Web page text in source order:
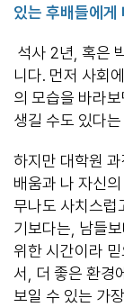
있는 후배들에게
석사 2년, 혹은
니다. 먼저 사회
의 모습을 바라
생길 수도 있다
하지만 대학원
배움과 나 자신
무나도 사치스럽
기보다는, 남들
위한 시간이라
서, 더 좋은 환경
보일 수 있는 가